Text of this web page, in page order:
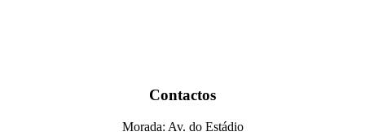
Contactos
Morada: Av. do Estádio